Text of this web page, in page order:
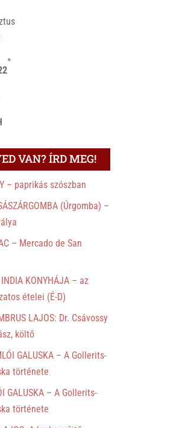
°
VAN? ÍRD MEG!
– paprikás szószban
(Úrgomba) –
– Mercado de San
INDIA KONYHÁJA – az
ételei (É-D)
LAJOS: Dr. Csávossy
költő
GALUSKA – A Gollerits-
története
GALUSKA – A Gollerits-
története